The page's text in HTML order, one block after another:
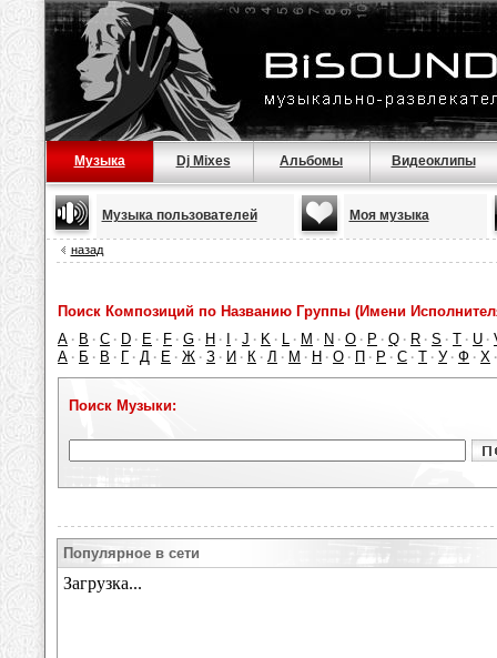
Музыка Dj Mixes Альбомы Видеоклипы
Музыка пользователей Моя музыка
назад
Поиск Композиций по Названию Группы (Имени
A · B · C · D · E · F · G · H · · J · K · L · M · N · O · P · Q · R · S · T · U ·
А · Б · В · Г · Д · Е · Ж · З · И · К · Л · М · Н · О · П · Р · С · Т · У · Ф · Х
Поиск Музыки:
Популярное в сети